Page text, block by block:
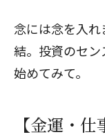
念には念を入
結。投資のセ
始めてみて。
【金運・